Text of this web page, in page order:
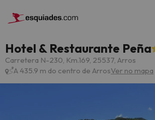
Hotel & Restaurante Peña
Carretera N-230, Km.169, 25537, Arros
A 435.9 m do centro de ArrosVer no mapa